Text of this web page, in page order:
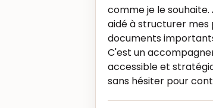
comme je le souhaite.
aidé à structurer mes
documents
C'est un
accessible et
sans hésiter pour